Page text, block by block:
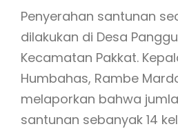
Penyerahan santunan
dilakukan di Desa
Kecamatan Pakkat.
Humbahas, Rambe
melaporkan bahwa
santunan sebanyak 14